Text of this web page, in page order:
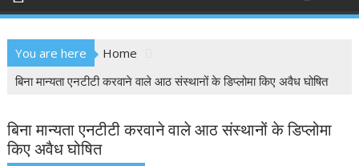
You are here
Home
बिना मान्यता एनटीटी करवाने वाले आठ संस्थानों के डिप्लोमा किए अवैध घोषित
बिना मान्यता एनटीटी करवाने वाले आठ संस्थानों के डिप्लोमा
किए अवैध घोषित